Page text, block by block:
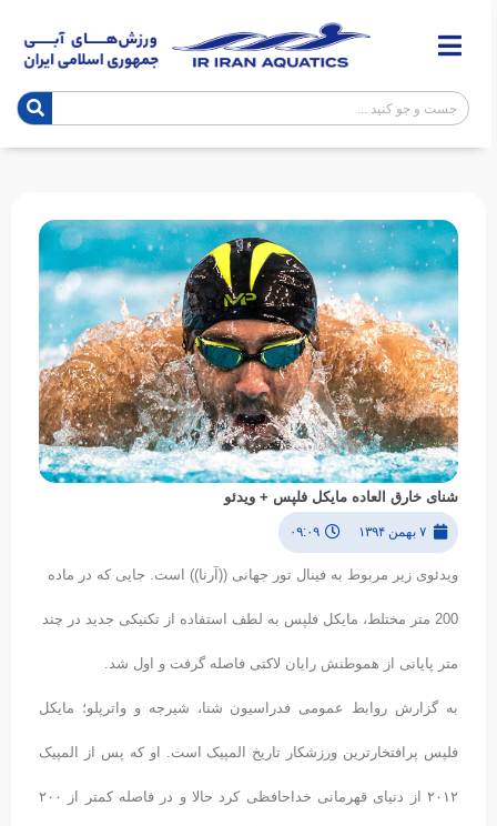
شنای خارق العاده مایکل فلپس + ویدئو
۷ بهمن ۱۳۹۴ ۰۹:۰۹
ویدئوی زیر مربوط به فینال تور جهانی ((آرنا)) است. جایی که در ماده
200 متر مختلط، مایکل فلپس به لطف استفاده از تکنیکی جدید در چند
متر پایانی از هموطنش رایان لاکتی فاصله گرفت و اول شد.
به گزارش روابط عمومی فدراسیون شنا، شیرجه و واترپلو؛ مایکل
فلپس پرافتخارترین ورزشکار تاریخ المپیک است. او که پس از المپیک
۲۰۱۲ از دنیای قهرمانی خداحافظی کرد حالا و در فاصله کمتر از ۲۰۰